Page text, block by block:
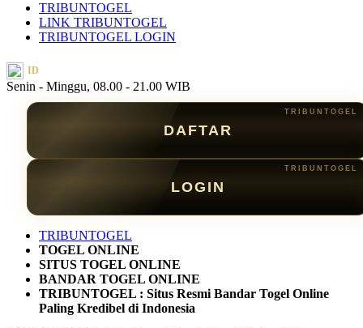
TRIBUNTOGEL
LINK TRIBUNTOGEL
TRIBUNTOGEL LOGIN
ID
Senin - Minggu, 08.00 - 21.00 WIB
DAFTAR
LOGIN
TRIBUNTOGEL
TOGEL ONLINE
SITUS TOGEL ONLINE
BANDAR TOGEL ONLINE
TRIBUNTOGEL : Situs Resmi Bandar Togel Online
Paling Kredibel di Indonesia